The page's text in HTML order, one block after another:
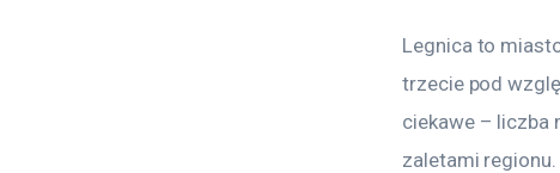
Legnica to
trzecie pod
ciekawe – liczba
zaletami